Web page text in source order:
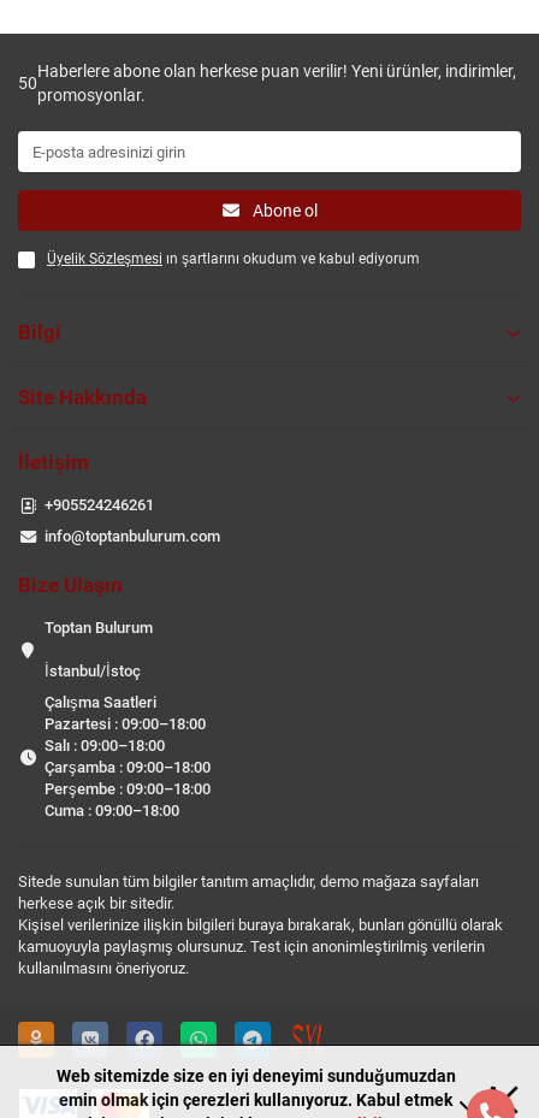
50
Haberlere abone olan herkese puan verilir! Yeni ürünler, indirimler,
promosyonlar.
Abone ol
Üyelik Sözleşmesi ın şartlarını okudum ve kabul ediyorum
Bilgi
Site Hakkında
İletişim
+905524246261
info@toptanbulurum.com
Bize Ulaşın
Toptan Bulurum
İstanbul/İstoç
Çalışma Saatleri
Pazartesi : 09:00–18:00
Salı : 09:00–18:00
Çarşamba : 09:00–18:00
Perşembe : 09:00–18:00
Cuma : 09:00–18:00
Sitede sunulan tüm bilgiler tanıtım amaçlıdır, demo mağaza sayfaları
herkese açık bir sitedir.
Kişisel verilerinize ilişkin bilgileri buraya bırakarak, bunları gönüllü olarak
kamuoyuyla paylaşmış olursunuz. Test için anonimleştirilmiş verilerin
kullanılmasını öneriyoruz.
Web sitemizde size en iyi deneyimi sunduğumuzdan
emin olmak için çerezleri kullanıyoruz. Kabul etmek